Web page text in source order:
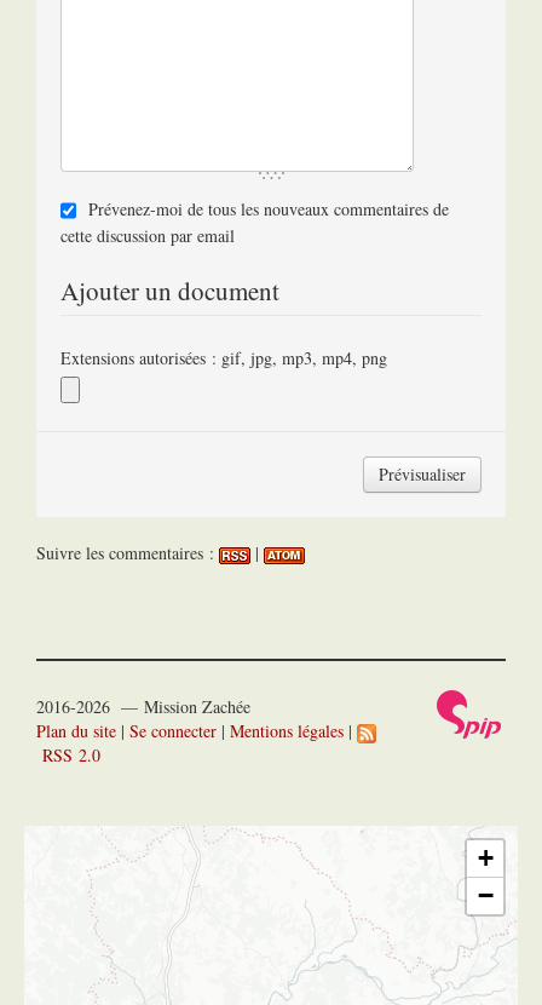
Prévenez-moi de tous les nouveaux commentaires de
cette discussion par email
Ajouter un document
Extensions autorisées : gif, jpg, mp3, mp4, png
Suivre les commentaires : |
2016-2026 — Mission Zachée
Plan du site | Se connecter | Mentions légales |
RSS 2.0
+
−